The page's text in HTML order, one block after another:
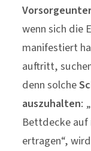
wenn sich die
manifestiert
auftritt,
denn solche
auszuhalten:
Bettdecke auf
ertragen“,